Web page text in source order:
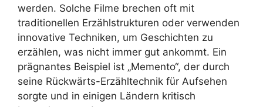
werden. Solche Filme brechen oft mit
traditionellen Erzählstrukturen oder verwenden
innovative Techniken, um Geschichten zu
erzählen, was nicht immer gut ankommt. Ein
prägnantes Beispiel ist „Memento“, der durch
seine Rückwärts-Erzähltechnik für Aufsehen
sorgte und in einigen Ländern kritisch